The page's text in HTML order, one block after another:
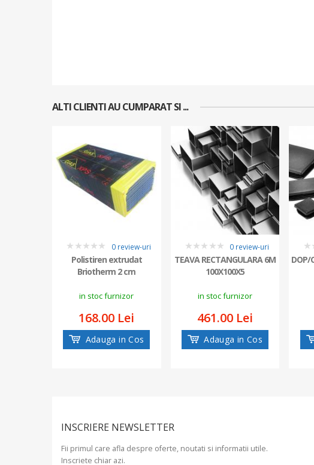
ALTI CLIENTI AU CUMPARAT SI ...
0 review-uri
Polistiren extrudat
Briotherm 2 cm
in stoc furnizor
168.00 Lei
Adauga in Cos
0
0 review-uri
TEAVA RECTANGULARA 6M
100X100X5
in stoc furnizor
461.00 Lei
Adauga in Cos
0
DOP/
INSCRIERE NEWSLETTER
Fii primul care afla despre oferte, noutati si informatii utile.
Inscriete chiar azi.